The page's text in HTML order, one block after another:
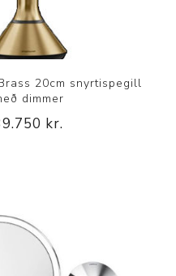
20cm snyrtispegill
dimmer
kr.